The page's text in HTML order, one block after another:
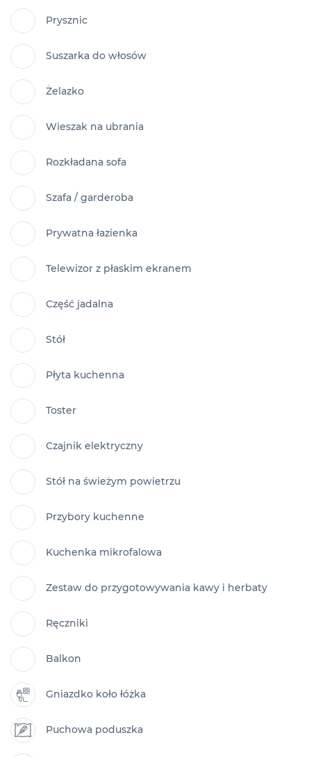
Prysznic
Suszarka do włosów
Żelazko
Wieszak na ubrania
Rozkładana sofa
Szafa / garderoba
Prywatna łazienka
Telewizor z płaskim ekranem
Część jadalna
Stół
Płyta kuchenna
Toster
Czajnik elektryczny
Stół na świeżym powietrzu
Przybory kuchenne
Kuchenka mikrofalowa
Zestaw do przygotowywania kawy i herbaty
Ręczniki
Balkon
Gniazdko koło łóżka
Puchowa poduszka